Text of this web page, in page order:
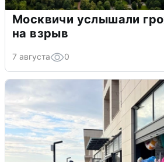
Москвичи услышали
на взрыв
7 августа 0